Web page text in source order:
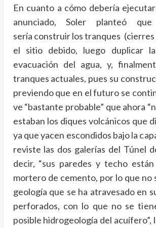
En cuanto a cómo debería
anunciado, Soler planteó
sería construir los tranques
el sitio debido, luego duplicar
evacuación del agua, y,
tranques actuales, pues su
previendo que en el futuro se
ve “bastante probable” que ahora
estaban los diques volcánicos que
ya que yacen escondidos bajo la
reviste las dos galerías del Túnel
decir, “sus paredes y techo
mortero de cemento, por lo que no
geología que se ha atravesado en
perforados, con lo que no se
posible hidrogeología del acuífero”,